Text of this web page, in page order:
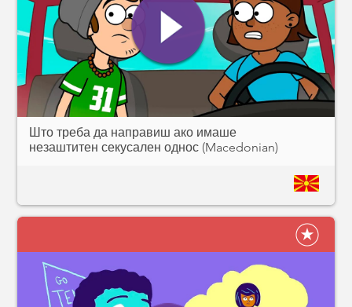
Што треба да направиш ако имаше
незаштитен секусален однос (Macedonian)